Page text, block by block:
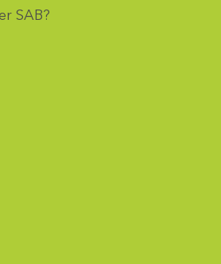
SAB?